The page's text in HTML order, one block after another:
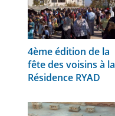
4ème édition de la
fête des voisins à la
Résidence RYAD